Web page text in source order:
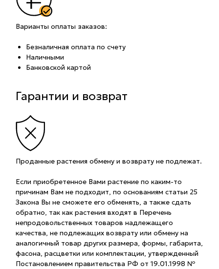
Варианты оплаты заказов:
Безналичная оплата по счету
Наличными
Банковской картой
Гарантии и возврат
Проданные растения обмену и возврату не подлежат.
Если приобретенное Вами растение по каким-то
причинам Вам не подходит, по основаниям статьи 25
Закона Вы не сможете его обменять, а также сдать
обратно, так как растения входят в Перечень
непродовольственных товаров надлежащего
качества, не подлежащих возврату или обмену на
аналогичный товар других размера, формы, габарита,
фасона, расцветки или комплектации, утвержденный
Постановлением правительства РФ от 19.01.1998 №